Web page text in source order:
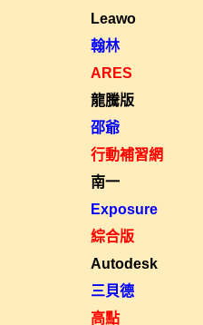
Leawo
翰林
ARES
龍騰版
邵爺
行動補習網
南一
Exposure
綜合版
Autodesk
三貝德
高點